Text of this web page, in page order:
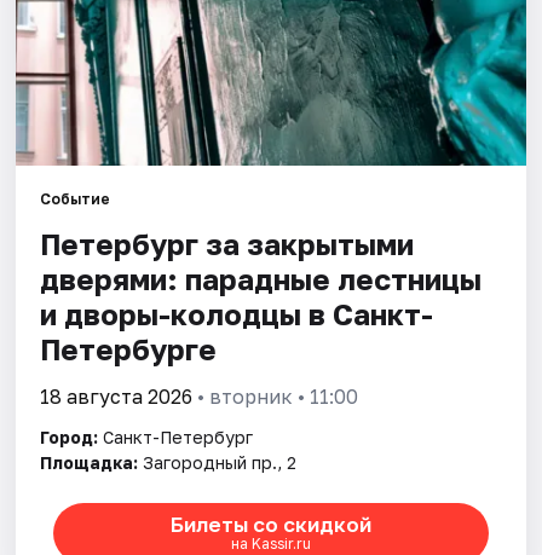
Событие
Петербург за закрытыми
дверями: парадные лестницы
и дворы-колодцы в Санкт-
Петербурге
18 августа 2026 • вторник • 11:00
Город: Санкт-Петербург
Площадка: Загородный пр., 2
Билеты со скидкой
на Kassir.ru